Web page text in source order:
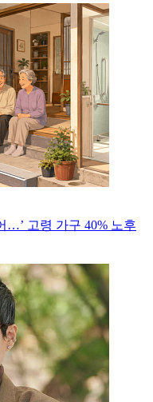
…’ 고령 가구 40% 노후